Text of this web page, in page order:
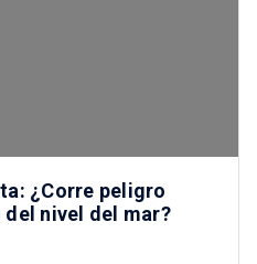
¿Corre peligro
nivel del mar?